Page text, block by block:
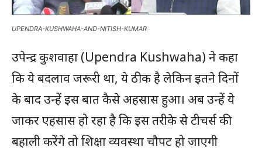
UPENDRA-KUSHWAHA-AND-NITISH-KUMAR
उपेन्द्र कुशवाहा (Upendra Kushwaha) ने कहा
कि ये बदलाव जरूरी था, ये ठीक है लेकिन इतने दिनों
के बाद उन्हें इस बात कैसे अहसास हुआ। अब उन्हें ये
जाकर एहसास हो रहा है कि इस तरीके से टीचर्स की
बहाली करेंगे तो शिक्षा व्यवस्था चौपट हो जाएगी